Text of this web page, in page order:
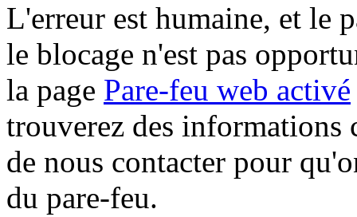
L'erreur est humaine, et le
le blocage n'est pas
la page Pare-feu web activé
trouverez des informations
de nous contacter pour
du pare-feu.